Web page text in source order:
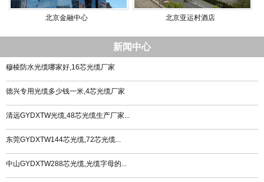
北京金融中心 北京亚运村酒店
新闻中心
穆棱防水光缆哪家好,16芯光缆厂家
德兴专用光缆多少钱一米,4芯光缆厂家
清远GYDXTW光缆,48芯光缆生产厂家...
东莞GYDXTW144芯光缆,72芯光缆...
中山GYDXTW288芯光缆,光缆字母的...